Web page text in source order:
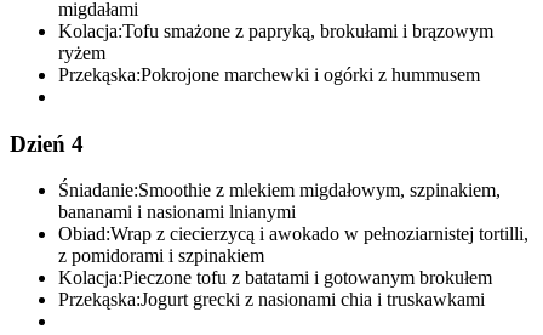
migdałami
Kolacja:Tofu smażone z papryką, brokułami i brązowym
ryżem
Przekąska:Pokrojone marchewki i ogórki z hummusem
Dzień 4
Śniadanie:Smoothie z mlekiem migdałowym, szpinakiem,
bananami i nasionami lnianymi
Obiad:Wrap z ciecierzycą i awokado w pełnoziarnistej tortilli,
z pomidorami i szpinakiem
Kolacja:Pieczone tofu z batatami i gotowanym brokułem
Przekąska:Jogurt grecki z nasionami chia i truskawkami